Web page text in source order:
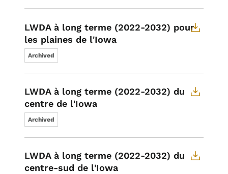
LWDA à long terme (2022-2032) pour
les plaines de l'Iowa
Archived
LWDA à long terme (2022-2032) du
centre de l'Iowa
Archived
LWDA à long terme (2022-2032) du
centre-sud de l'Iowa